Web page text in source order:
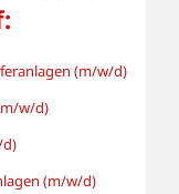
(m/w/d)
w/d)
(m/w/d)